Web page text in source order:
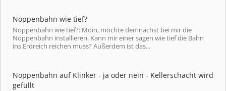
Noppenbahn wie tief?
Noppenbahn wie tief?: Moin, möchte demnächst bei mir die
Noppenbahn installieren. Kann mir einer sagen wie tief die Bahn
ins Erdreich reichen muss? Außerdem ist das...
Noppenbahn auf Klinker - ja oder nein - Kellerschacht wird
gefüllt